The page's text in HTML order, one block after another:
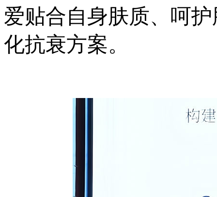
爱贴合自身肤质、呵
化抗衰方案。